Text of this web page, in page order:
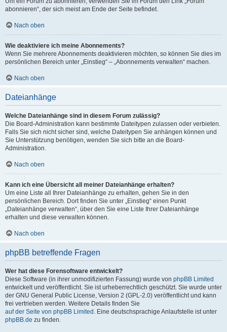
abonnieren“, der sich meist am Ende der Seite befindet.
Nach oben
Wie deaktiviere ich meine Abonnements?
Wenn Sie mehrere Abonnements deaktivieren möchten, so können Sie dies im
persönlichen Bereich unter „Einstieg“ – „Abonnements verwalten“ machen.
Nach oben
Dateianhänge
Welche Dateianhänge sind in diesem Forum zulässig?
Die Board-Administration kann bestimmte Dateitypen zulassen oder verbieten.
Falls Sie sich nicht sicher sind, welche Dateitypen Sie anhängen können und
Sie Unterstützung benötigen, wenden Sie sich bitte an die Board-
Administration.
Nach oben
Kann ich eine Übersicht all meiner Dateianhänge erhalten?
Um eine Liste all Ihrer Dateianhänge zu erhalten, gehen Sie in den
persönlichen Bereich. Dort finden Sie unter „Einstieg“ einen Punkt
„Dateianhänge verwalten“, über den Sie eine Liste Ihrer Dateianhänge
erhalten und diese verwalten können.
Nach oben
phpBB betreffende Fragen
Wer hat diese Forensoftware entwickelt?
Diese Software (in ihrer unmodifizierten Fassung) wurde von phpBB Limited
entwickelt und veröffentlicht. Sie ist urheberrechtlich geschützt. Sie wurde unter
der GNU General Public License, Version 2 (GPL-2.0) veröffentlicht und kann
frei vertrieben werden. Weitere Details finden Sie
auf der Seite von phpBB Limited . Eine deutschsprachige Anlaufstelle ist unter
phpBB.de zu finden.